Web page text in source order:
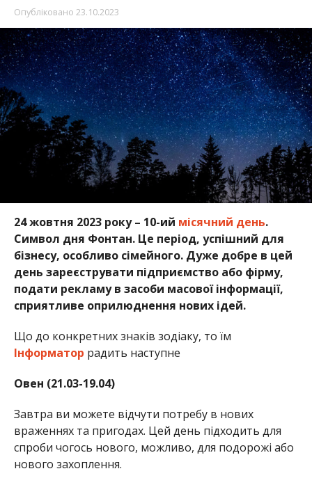
Опубліковано 23.10.2023
24 жовтня 2023 року – 10-ий місячний день.
Символ дня Фонтан. Це період, успішний для
бізнесу, особливо сімейного. Дуже добре в цей
день зареєструвати підприємство або фірму,
подати рекламу в засоби масової інформації,
сприятливе оприлюднення нових ідей.
Що до конкретних знаків зодіаку, то їм
Інформатор радить наступне
Овен (21.03-19.04)
Завтра ви можете відчути потребу в нових
враженнях та пригодах. Цей день підходить для
спроби чогось нового, можливо, для подорожі або
нового захоплення.